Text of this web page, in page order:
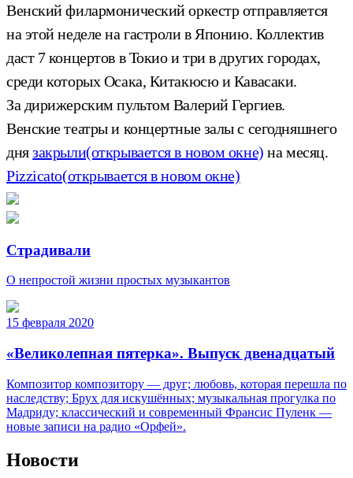
Венский филармонический оркестр отправляется
на этой неделе на гастроли в Японию. Коллектив
даст 7 концертов в Токио и три в других городах,
среди которых Осака, Китакюсю и Кавасаки.
За дирижерским пультом Валерий Гергиев.
Венские театры и концертные залы с сегодняшнего
днязакрыли(открывается в новом окне) на месяц.
Pizzicato(открывается в новом окне)
Страдивали
О непростой жизни простых музыкантов
15 февраля 2020
«Великолепная пятерка». Выпуск двенадцатый
Композитор композитору — друг; любовь, которая перешла по
наследству; Брух для искушённых; музыкальная прогулка по
Мадриду; классический и современный Франсис Пуленк —
новые записи на радио «Орфей».
Новости